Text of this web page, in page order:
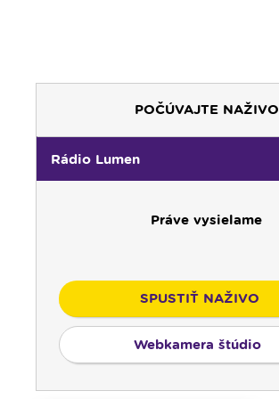
POČÚVAJTE NAŽIVO
Rádio Lumen
Práve vysielame
SPUSTIŤ NAŽIVO
Webkamera štúdio
Svetlo nádeje - repríza
04:25
Čítanie na pokračovanie - repríza
04:50 Deň s modlitbou
05:00
Rádio Vatikán - CZ
05:15
Rádio Vatikán - SK (repríza)
05:30
Litánie k Božskému srdcu